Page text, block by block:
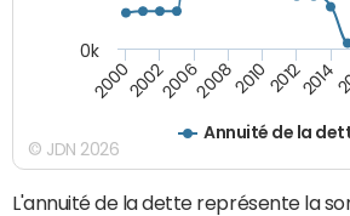
Annuité de la
2000200220062008201020122014
0k
© JDN 2026
L'annuité de la dette représente la